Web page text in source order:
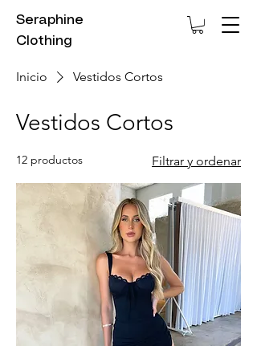
Seraphine
Clothing
Inicio Vestidos Cortos
Vestidos Cortos
12 productos Filtrar y ordenar